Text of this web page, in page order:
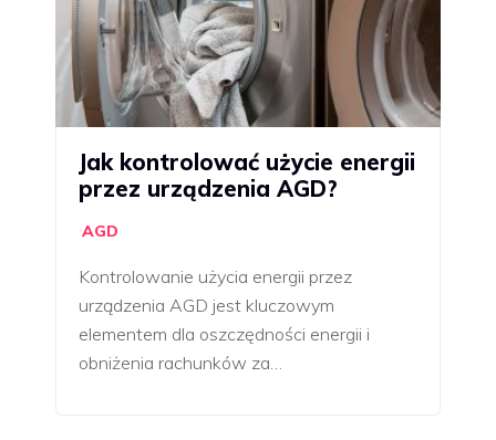
Jak kontrolować użycie energii
przez urządzenia AGD?
AGD
Kontrolowanie użycia energii przez
urządzenia AGD jest kluczowym
elementem dla oszczędności energii i
obniżenia rachunków za…